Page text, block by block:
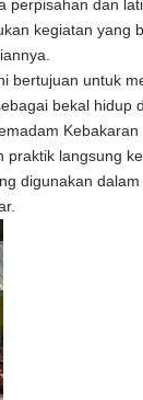
dan
kegiatan yang
bertujuan untuk
bekal hidup
langsung
digunakan